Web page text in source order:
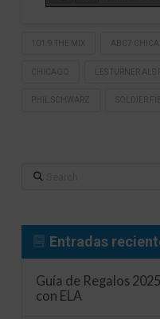
101.9 THE MIX ABC7
CHICAGO LES TURNER ALS
PHIL SCHWARZ SOLDIER
Search
Entradas
Guía de Regalos
con ELA